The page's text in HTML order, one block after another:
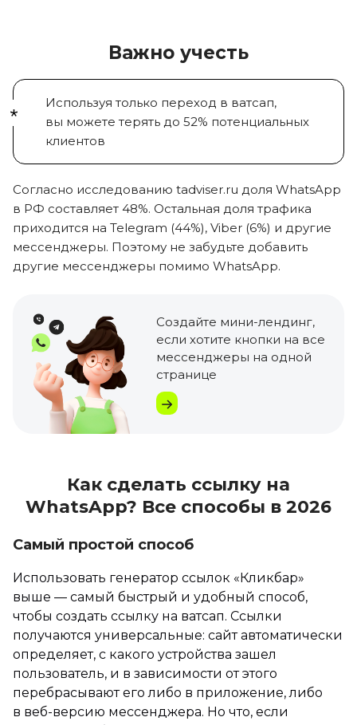
Важно учесть
Используя только переход в ватсап,
вы можете терять до 52% потенциальных
клиентов
Согласно исследованию tadviser.ru доля WhatsApp
в РФ составляет 48%. Остальная доля трафика
приходится на Telegram (44%), Viber (6%) и другие
мессенджеры. Поэтому не забудьте добавить
другие мессенджеры помимо WhatsApp.
Создайте мини-лендинг,
если хотите кнопки на все
мессенджеры на одной
странице
Как сделать ссылку на
WhatsApp? Все способы в 2026
Самый простой способ
Использовать генератор ссылок «Кликбар»
выше — самый быстрый и удобный способ,
чтобы создать ссылку на ватсап. Ссылки
получаются универсальные: сайт автоматически
определяет, с какого устройства зашел
пользователь, и в зависимости от этого
перебрасывают его либо в приложение, либо
в веб-версию мессенджера. Но что, если